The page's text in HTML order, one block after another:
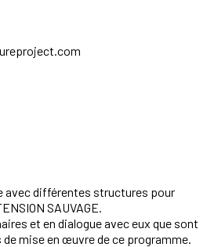
avec différentes structures pour
SAUVAGE.
et en dialogue avec eux que sont
mise en œuvre de ce programme.